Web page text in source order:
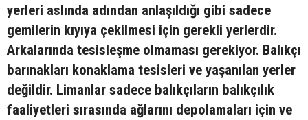
yerleri aslında adından anlaşıldığı gibi sadece
gemilerin kıyıya çekilmesi için gerekli yerlerdir.
Arkalarında tesisleşme olmaması gerekiyor. Balıkçı
barınakları konaklama tesisleri ve yaşanılan yerler
değildir. Limanlar sadece balıkçıların balıkçılık
faaliyetleri sırasında ağlarını depolamaları için ve